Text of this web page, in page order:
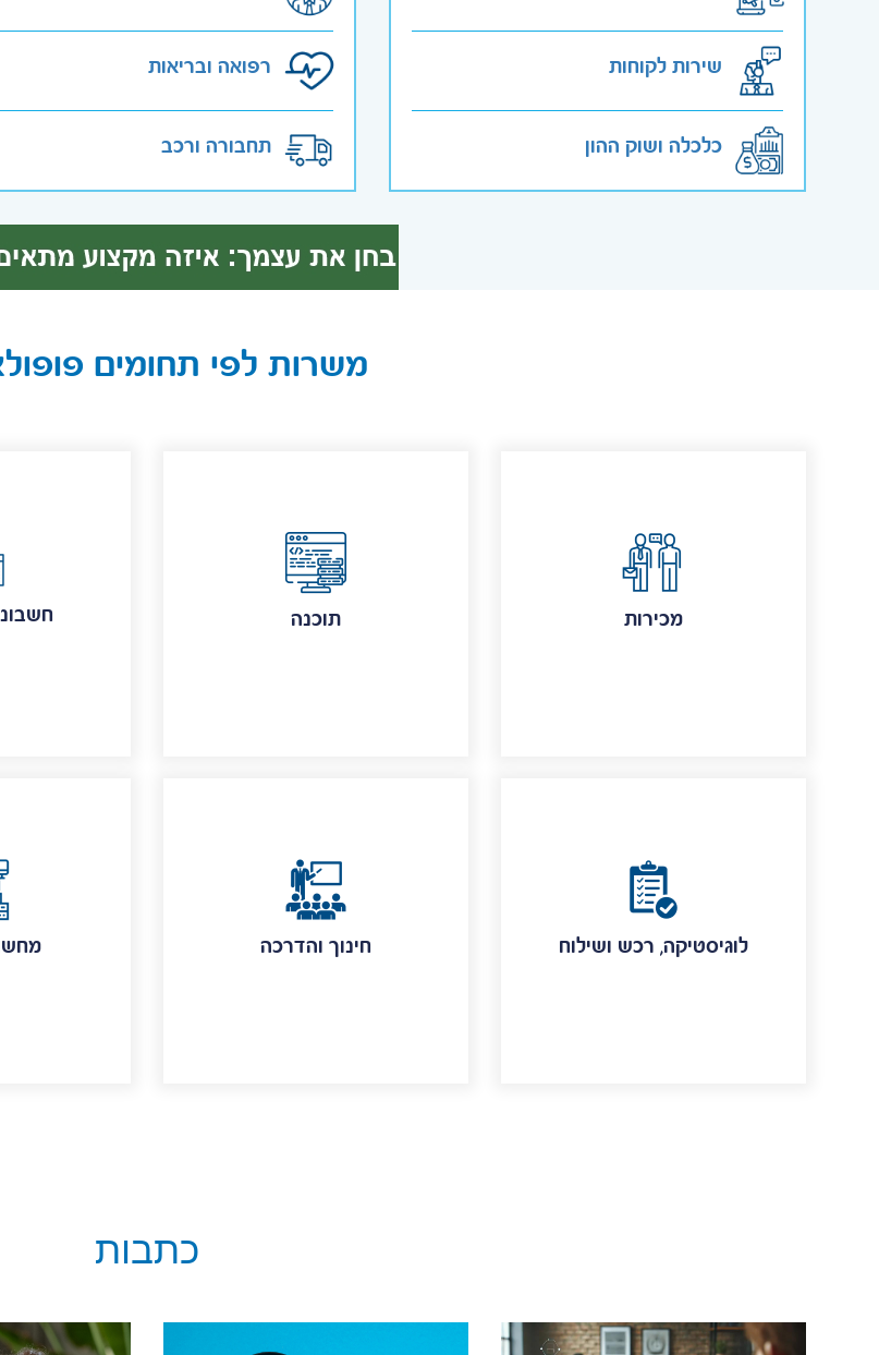
שירות לקוחות
כלכלה ושוק ההון
רפואה ובריאות
תחבורה ורכב
משרות לפי תחומים
תוכנה מכירות
חינוך והדרכה לוגיסטיקה, רכש ושילוח
כתבות